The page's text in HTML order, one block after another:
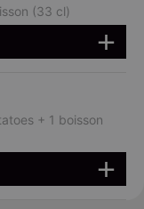
(33 cl)
+ 1 boisson